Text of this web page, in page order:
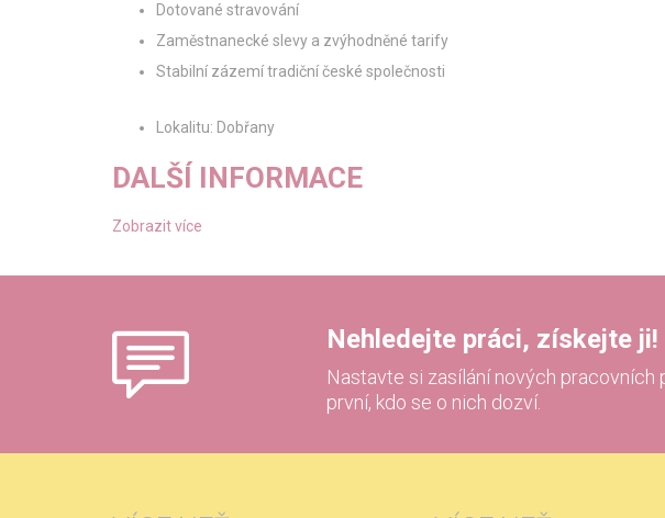
Dotované stravování
Zaměstnanecké slevy a zvýhodněné tarify
Stabilní zázemí tradiční české společnosti
Lokalitu: Dobřany
DALŠÍ INFORMACE
Zobrazit více
Nehledejte práci, získejte ji!
Nastavte si zasílání nových
první, kdo se o nich dozví.